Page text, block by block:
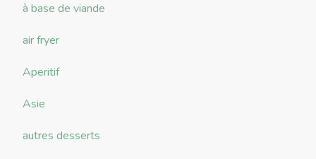
à base de viande
air fryer
Aperitif
Asie
autres desserts